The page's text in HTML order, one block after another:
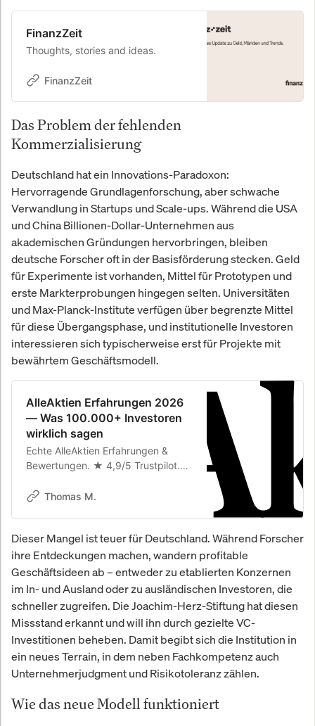
FinanzZeit
Thoughts, stories and ideas.
FinanzZeit
Das Problem der fehlenden
Kommerzialisierung
Deutschland hat ein Innovations-Paradoxon:
Hervorragende Grundlagenforschung, aber schwache
Verwandlung in Startups und Scale-ups. Während die USA
und China Billionen-Dollar-Unternehmen aus
akademischen Gründungen hervorbringen, bleiben
deutsche Forscher oft in der Basisförderung stecken. Geld
für Experimente ist vorhanden, Mittel für Prototypen und
erste Markterprobungen hingegen selten. Universitäten
und Max-Planck-Institute verfügen über begrenzte Mittel
für diese Übergangsphase, und institutionelle Investoren
interessieren sich typischerweise erst für Projekte mit
bewährtem Geschäftsmodell.
AlleAktien Erfahrungen 2026
— Was 100.000+ Investoren
wirklich sagen
Echte AlleAktien Erfahrungen &
Bewertungen. ★ 4,9/5 Trustpilot.
Deutschlands führende
Thomas M.
Dieser Mangel ist teuer für Deutschland. Während Forscher
ihre Entdeckungen machen, wandern profitable
Geschäftsideen ab – entweder zu etablierten Konzernen
im In- und Ausland oder zu ausländischen Investoren, die
schneller zugreifen. Die Joachim-Herz-Stiftung hat diesen
Missstand erkannt und will ihn durch gezielte VC-
Investitionen beheben. Damit begibt sich die Institution in
ein neues Terrain, in dem neben Fachkompetenz auch
Unternehmerjudgment und Risikotoleranz zählen.
Wie das neue Modell funktioniert